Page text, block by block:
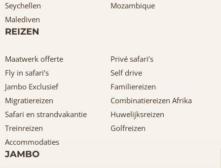
Seychellen
Mozambique
Malediven
REIZEN
Maatwerk offerte
Privé safari’s
Fly in safari’s
Self drive
Jambo Exclusief
Familiereizen
Migratiereizen
Combinatiereizen Afrika
Safari en strandvakantie
Huwelijksreizen
Treinreizen
Golfreizen
Accommodaties
JAMBO